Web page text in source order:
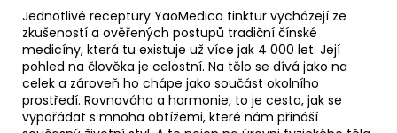
Jednotlivé receptury YaoMedica tinktur vycházejí ze
zkušeností a ověřených postupů tradiční čínské
medicíny, která tu existuje už více jak 4 000 let. Její
pohled na člověka je celostní. Na tělo se dívá jako na
celek a zároveň ho chápe jako součást okolního
prostředí. Rovnováha a harmonie, to je cesta, jak se
vypořádat s mnoha obtížemi, které nám přináší